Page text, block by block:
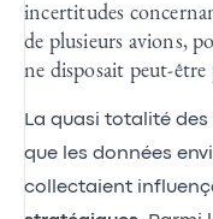
incertitudes
de plusieurs avions,
ne disposait peut-être
La quasi totalité
que les données
collectaient